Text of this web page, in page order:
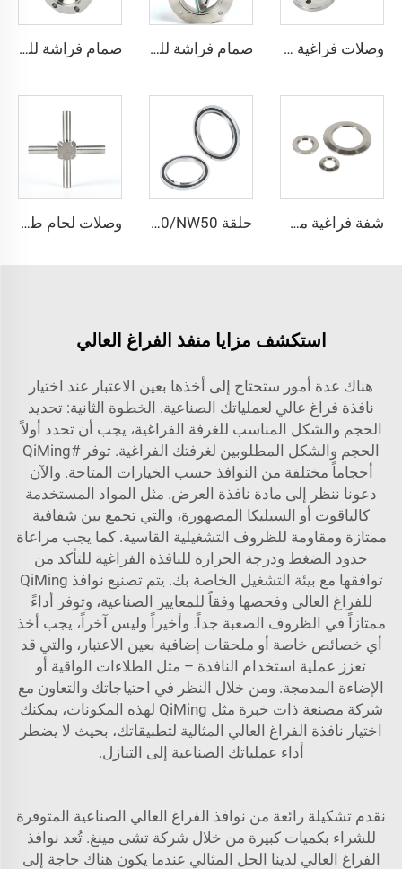
وصلات فراغية من الفولاذ المقاوم للصدأ CF16-CF350، وصلات ثابتة SS304 SS316L، شفاه فراغية ذات ثقوب عابرة/خيوط مترية/خيوط UNC صمام فراشة للفراغ العالي من الفولاذ المقاوم للصدأ SS304/SS316L، صمام فراشة عالي الجودة حسب المعيار ISO-F63-200، يعمل يدويًا/هوائيًا/كهربائيًا صمام فراشة للفراغ العالي CF35 من الفولاذ المقاوم للصدأ SS316L وSS304، صمام فراشة يعمل يدويًا مع لوحة دوارة وختم FKM، صمام فراشة للفراغ عالي الجودة
شفة فراغية من الفولاذ المقاوم للصدأ، مخرشة للحام، من KF16-160، قطر خارجي 12 مم - 57 مم، قطع توصيل أنابيب من الفولاذ SS304 وSS316، من NW16-160، شفة KF، قطر خارجي 1/2"-6" حلقة SS304 NW16/NW25/NW40/NW50 مع طوقاً (FKM EPDM NBR)، تركيبات فراغية من الفولاذ المقاوم للصدأ، حلقة مركزية مع حلقة وطوقاً وصلات لحام طويلة فائقة النقاء من الفولاذ المقاوم للصدأ SS316L، وصلات لحام على شكل صليب لتطبيقات فائقة النقاء، وصلات لحام طويلة من الفولاذ المقاوم للصدأ فائقة النقاء، أنبوب فائق النقاء
استكشف مزايا منفذ الفراغ العالي
هناك عدة أمور ستحتاج إلى أخذها بعين الاعتبار عند اختيار
نافذة فراغ عالي لعملياتك الصناعية. الخطوة الثانية: تحديد
الحجم والشكل المناسب للغرفة الفراغية، يجب أن تحدد أولاً
الحجم والشكل المطلوبين لغرفتك الفراغية. توفر #QiMing
أحجاماً مختلفة من النوافذ حسب الخيارات المتاحة. والآن
دعونا ننظر إلى مادة نافذة العرض. مثل المواد المستخدمة
كالياقوت أو السيليكا المصهورة، والتي تجمع بين شفافية
ممتازة ومقاومة للظروف التشغيلية القاسية. كما يجب مراعاة
حدود الضغط ودرجة الحرارة للنافذة الفراغية للتأكد من
توافقها مع بيئة التشغيل الخاصة بك. يتم تصنيع نوافذ QiMing
للفراغ العالي وفحصها وفقاً للمعايير الصناعية، وتوفر أداءً
ممتازاً في الظروف الصعبة جداً. وأخيراً وليس آخراً، يجب أخذ
أي خصائص خاصة أو ملحقات إضافية بعين الاعتبار، والتي قد
تعزز عملية استخدام النافذة – مثل الطلاءات الواقية أو
الإضاءة المدمجة. ومن خلال النظر في احتياجاتك والتعاون مع
شركة مصنعة ذات خبرة مثل QiMing لهذه المكونات، يمكنك
اختيار نافذة الفراغ العالي المثالية لتطبيقاتك، بحيث لا يضطر
أداء عملياتك الصناعية إلى التنازل.
نقدم تشكيلة رائعة من نوافذ الفراغ العالي الصناعية المتوفرة
للشراء بكميات كبيرة من خلال شركة تشى مينغ. تُعد نوافذ
الفراغ العالي لدينا الحل المثالي عندما يكون هناك حاجة إلى